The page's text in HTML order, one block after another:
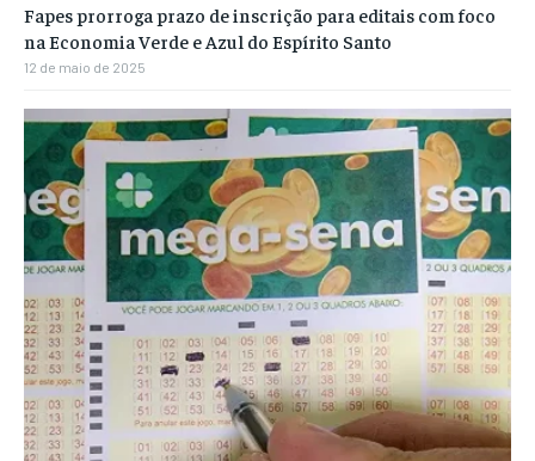
Fapes prorroga prazo de inscrição para editais com foco
na Economia Verde e Azul do Espírito Santo
12 de maio de 2025